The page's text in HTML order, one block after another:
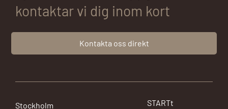
kontaktar vi dig inom kort
Kontakta oss direkt
Stockholm
STARTt